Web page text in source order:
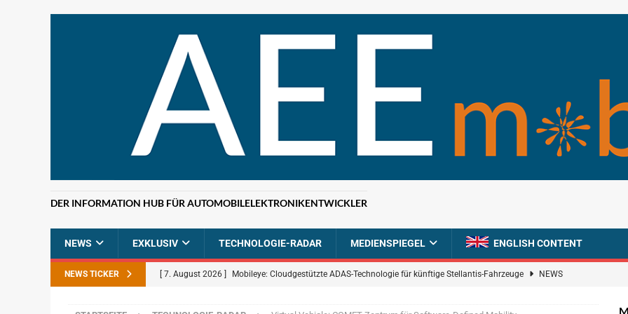
DER INFORMATION HUB FÜR AUTOMOBILELEKTRONIKENTWICKLER
NEWS EXKLUSIV TECHNOLOGIE-RADAR MEDIENSPIEGEL ENGLISH CONTENT
NEWS TICKER [ 7. August 2026 ] Mobileye: Cloudgestützte ADAS-Technologie für künftige Stellantis-Fahrzeuge NEWS